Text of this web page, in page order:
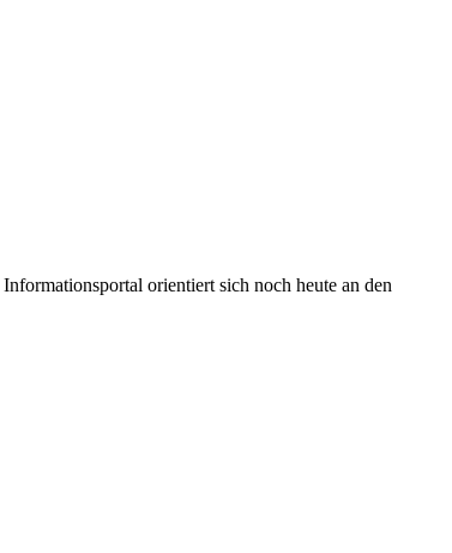
orientiert sich noch heute an den